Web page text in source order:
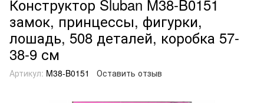
Конструктор Sluban M38-B0151
замок, принцессы, фигурки,
лошадь, 508 деталей, коробка 57-
38-9 см
Артикул: M38-B0151 Оставить отзыв